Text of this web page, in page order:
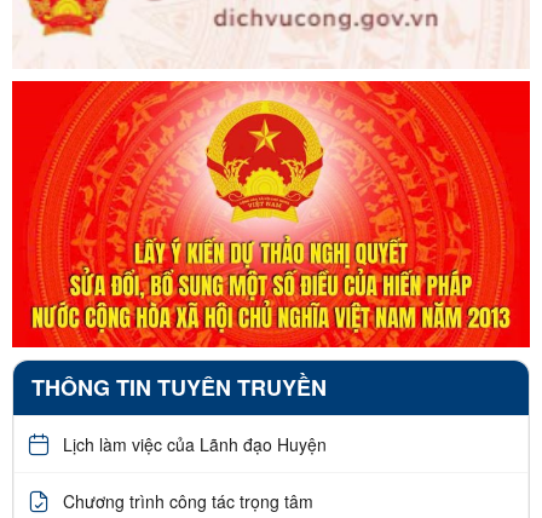
THÔNG TIN TUYÊN TRUYỀN
Lịch làm việc của Lãnh đạo Huyện
Chương trình công tác trọng tâm